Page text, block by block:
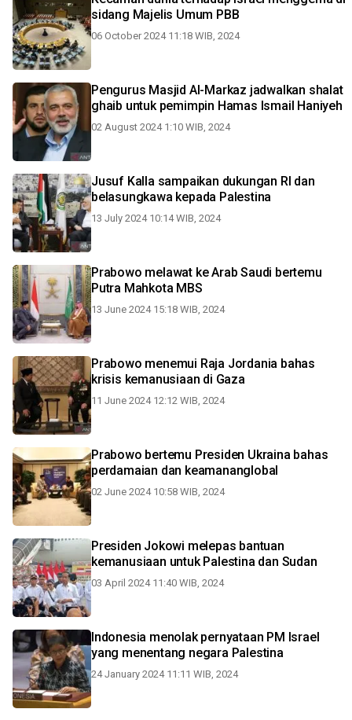
sidang Majelis Umum PBB
06 October 2024 11:18 WIB, 2024
Pengurus Masjid Al-Markaz jadwalkan shalat
ghaib untuk pemimpin Hamas Ismail Haniyeh
02 August 2024 1:10 WIB, 2024
Jusuf Kalla sampaikan dukungan RI dan
belasungkawa kepada Palestina
13 July 2024 10:14 WIB, 2024
Prabowo melawat ke Arab Saudi bertemu
Putra Mahkota MBS
13 June 2024 15:18 WIB, 2024
Prabowo menemui Raja Jordania bahas
krisis kemanusiaan di Gaza
11 June 2024 12:12 WIB, 2024
Prabowo bertemu Presiden Ukraina bahas
perdamaian dan keamananglobal
02 June 2024 10:58 WIB, 2024
Presiden Jokowi melepas bantuan
kemanusiaan untuk Palestina dan Sudan
03 April 2024 11:40 WIB, 2024
Indonesia menolak pernyataan PM Israel
yang menentang negara Palestina
24 January 2024 11:11 WIB, 2024